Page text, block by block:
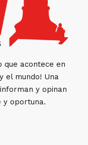
que acontece en
el mundo! Una
y opinan
y oportuna.